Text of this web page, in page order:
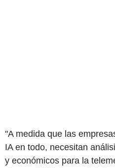
"A medida que las
IA en todo, necesitan
y económicos para la